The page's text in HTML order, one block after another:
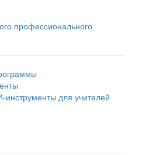
профессионального
для учителей